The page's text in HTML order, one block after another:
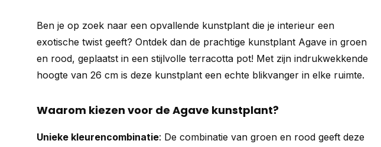
Ben je op zoek naar een opvallende kunstplant die je interieur een
exotische twist geeft? Ontdek dan de prachtige kunstplant Agave in groen
en rood, geplaatst in een stijlvolle terracotta pot! Met zijn indrukwekkende
hoogte van 26 cm is deze kunstplant een echte blikvanger in elke ruimte.
Waarom kiezen voor de Agave kunstplant?
Unieke kleurencombinatie: De combinatie van groen en rood geeft deze